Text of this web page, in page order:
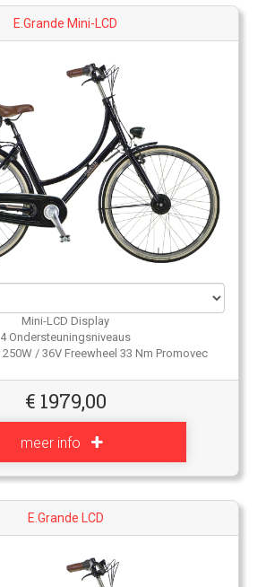
E.Grande Mini-LCD
Mini-LCD Display
4 Ondersteuningsniveaus
/ 36V Freewheel 33 Nm Promovec
€ 1979,00
meer info
E.Grande LCD